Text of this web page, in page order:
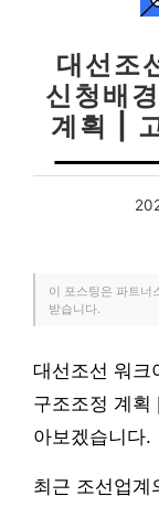
대선조
신청배
계획 |
이 포스팅은 파트너
받습니다.
대선조선 워크
구조조정 계획
아보겠습니다.
최근 조선업계